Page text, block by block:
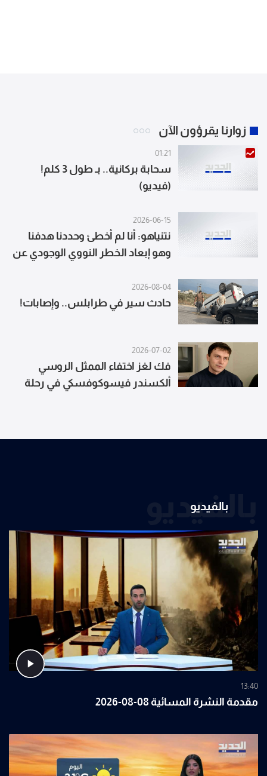
زوارنا يقرؤون الآن
01:21
سحابة بركانية.. بـ طول 3 كلم!
(فيديو)
2026-06-15
نتنياهو: أنا لم أخطئ وحددنا هدفنا
وهو إبعاد الخطر النووي الوجودي عن
2026-08-04
حادث سير في طرابلس.. وإصابات!
2026-07-02
فك لغز اختفاء الممثل الروسي
ألكسندر فيسوكوفسكي في رحلة
بالفيديو
بالفيديو
13:40
مقدمة النشرة المسائية 08-08-2026